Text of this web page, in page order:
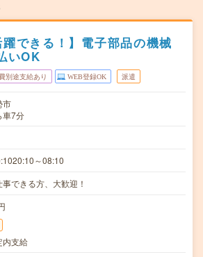
躍できる！】電子部品の機械
いOK
別途支給あり WEB登録OK 派遣
市
車7分
～08:10
できる方、大歓迎！
内支給